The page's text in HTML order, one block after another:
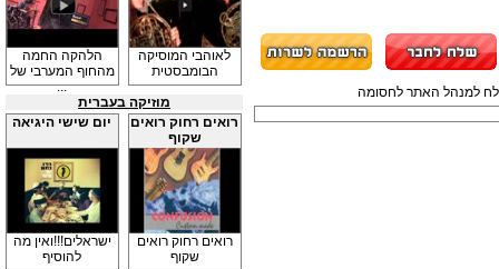
הלהקה החמה
מהחוף המערבי של
...
לאוהבי המוסיקה
הבומבסטית
מוזיקה בעברית
יום שישי היגיאה
ישראלים!!!ואין מה
להוסיף
רואים רחוק רואים
שקוף
רואים רחוק רואים
שקוף
למנהל האתר לחסומה